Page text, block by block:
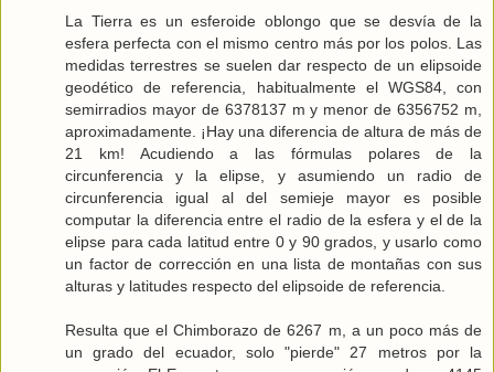
La Tierra es un esferoide oblongo que se desvía de la
esfera perfecta con el mismo centro más por los polos. Las
medidas terrestres se suelen dar respecto de un elipsoide
geodético de referencia, habitualmente el WGS84, con
semirradios mayor de 6378137 m y menor de 6356752 m,
aproximadamente. ¡Hay una diferencia de altura de más de
21 km! Acudiendo a las fórmulas polares de la
circunferencia y la elipse, y asumiendo un radio de
circunferencia igual al del semieje mayor es posible
computar la diferencia entre el radio de la esfera y el de la
elipse para cada latitud entre 0 y 90 grados, y usarlo como
un factor de corrección en una lista de montañas con sus
alturas y latitudes respecto del elipsoide de referencia.
Resulta que el Chimborazo de 6267 m, a un poco más de
un grado del ecuador, solo "pierde" 27 metros por la